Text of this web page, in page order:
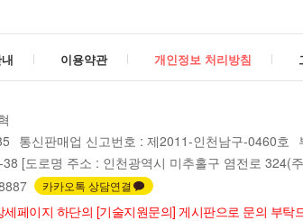
이용약관 개인정보 처리방침
통신판매업 신고번호 : 제2011-인천남구-0460호
[도로명 주소 : 인천광역시 미추홀구 염전로 324(
카카오톡 상담연결
페이지 하단의 [기술지원문의] 게시판으로 문의 부탁